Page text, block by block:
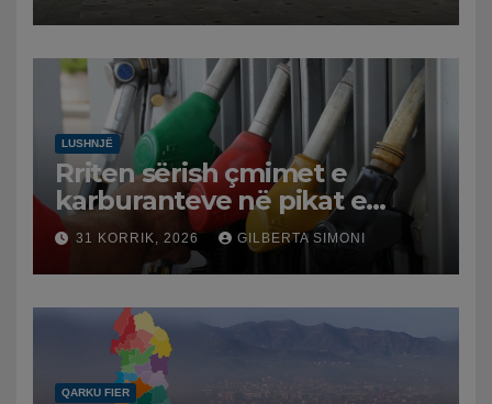
LUSHNJË
Rriten sërish çmimet e
karburanteve në pikat e
karburanteve në Lushnjë.
Tensionet në Lindjen e
Mesme shtrenjtojnë naftën
dhe benzinën në vend
31 KORRIK, 2026 GILBERTA SIMONI
QARKU FIER